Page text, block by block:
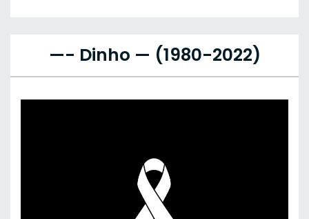
—- Dinho — (1980-2022)